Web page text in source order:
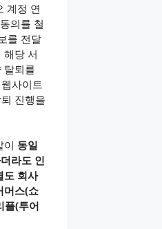
계정 연
의를 철
를 전달
해당 서
탈퇴를
사이트
진행을
이 동일
라도 인
도 회사
머스(쇼
플(투어